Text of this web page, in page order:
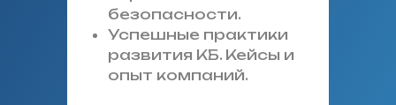
безопасности.
Успешные практики
развития КБ. Кейсы и
опыт компаний.